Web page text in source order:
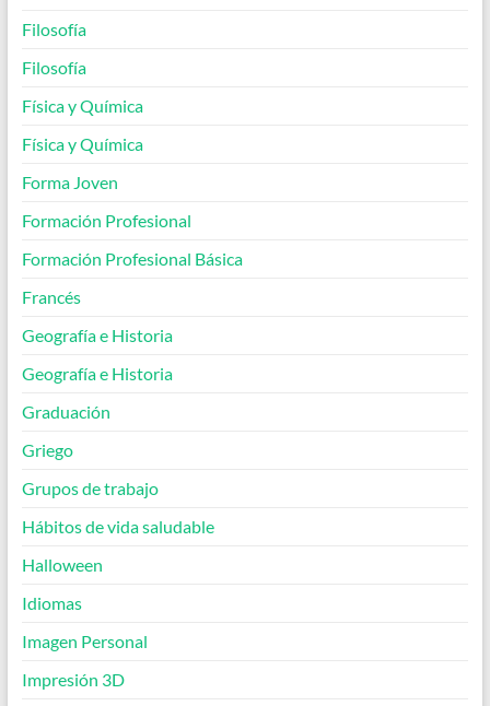
Filosofía
Filosofía
Física y Química
Física y Química
Forma Joven
Formación Profesional
Formación Profesional Básica
Francés
Geografía e Historia
Geografía e Historia
Graduación
Griego
Grupos de trabajo
Hábitos de vida saludable
Halloween
Idiomas
Imagen Personal
Impresión 3D